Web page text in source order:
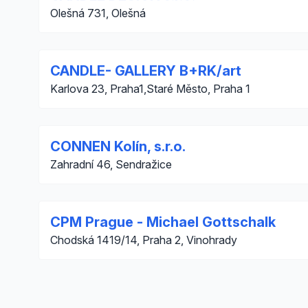
Olešná 731, Olešná
CANDLE- GALLERY B+RK/art
Karlova 23, Praha1,Staré Město, Praha 1
CONNEN Kolín, s.r.o.
Zahradní 46, Sendražice
CPM Prague - Michael Gottschalk
Chodská 1419/14, Praha 2, Vinohrady